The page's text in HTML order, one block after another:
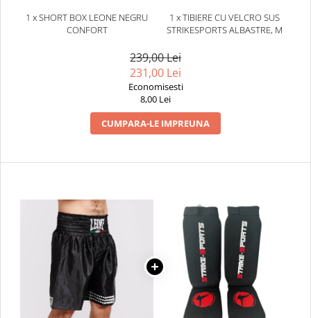
Dresuri/Echipament
Accesorii Lupte/Wrestling
Suprafete de Lupta/Antrenament
Suplimente pt Masa Musculara
Ardere/Slabire
Vitamine/Minerale
Medicina Sportiva/Recuperare
1 x SHORT BOX LEONE NEGRU
CONFORT
1 x TIBIERE CU VELCRO SUS
STRIKESPORTS ALBASTRE, M
239,00 Lei
231,00 Lei
Economisesti
8,00 Lei
CUMPARA-LE IMPREUNA